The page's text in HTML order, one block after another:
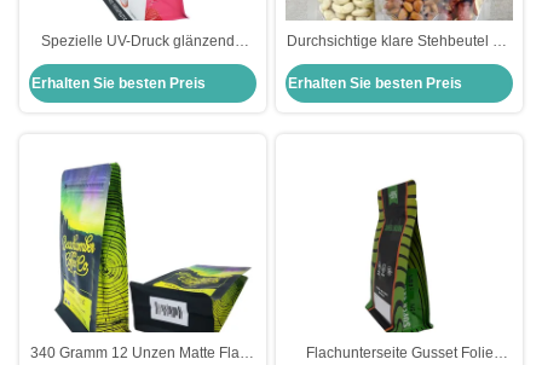
Spezielle UV-Druck glänzende
teilweise matte flache Unterseite
Gusset-Tasche mit Reißverschluss
für
Erhalten Sie besten Preis
Durchsichtige klare Stehbeutel mit
Reißverschluss
Erhalten Sie besten Preis
340 Gramm 12 Unzen Matte Flach
Flachunterseite Gusset Folie